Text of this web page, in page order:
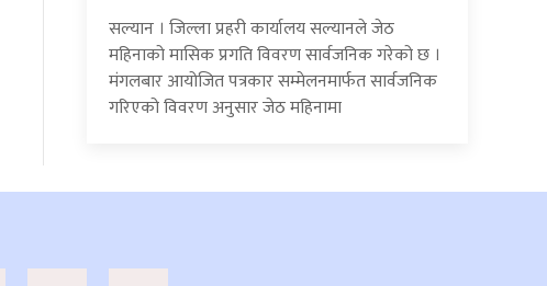
सल्यान । जिल्ला प्रहरी कार्यालय सल्यानले जेठ
महिनाको मासिक प्रगति विवरण सार्वजनिक गरेको छ ।
मंगलबार आयोजित पत्रकार सम्मेलनमार्फत सार्वजनिक
गरिएको विवरण अनुसार जेठ महिनामा